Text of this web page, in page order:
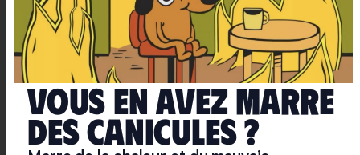
ont besoin, et surtout parce qu’annuler les
dividendes baisserait les recettes fiscales de l’Etat,
qui je crois, en a bien besoin en ce moment !
Je ne suis pas fan de l’expression, mais c’est très
exactement du populisme : jouer sur l’ignorance,
surfer sur le mensonge, ce que fait à merveille Jean-
Luc Mélenchon.
Vous en avez marre
deS caniculeS ?